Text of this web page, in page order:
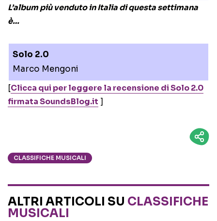
L’album più venduto in Italia di questa settimana
è…
Solo 2.0
Marco Mengoni
[Clicca qui per leggere la recensione di Solo 2.0
firmata SoundsBlog.it ]
CLASSIFICHE MUSICALI
ALTRI ARTICOLI SU CLASSIFICHE
MUSICALI